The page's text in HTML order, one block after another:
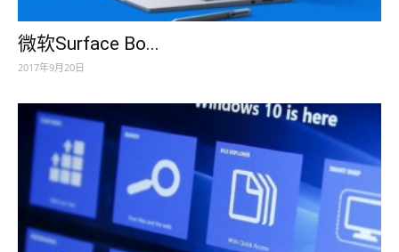
微软Surface Bo...
2017年9月20日